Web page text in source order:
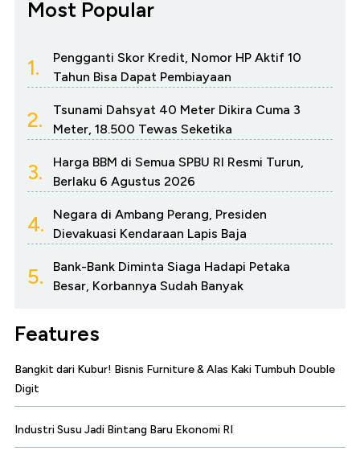
Most Popular
1.
Pengganti Skor Kredit, Nomor HP Aktif 10
Tahun Bisa Dapat Pembiayaan
2.
Tsunami Dahsyat 40 Meter Dikira Cuma 3
Meter, 18.500 Tewas Seketika
3.
Harga BBM di Semua SPBU RI Resmi Turun,
Berlaku 6 Agustus 2026
4.
Negara di Ambang Perang, Presiden
Dievakuasi Kendaraan Lapis Baja
5.
Bank-Bank Diminta Siaga Hadapi Petaka
Besar, Korbannya Sudah Banyak
Features
Bangkit dari Kubur! Bisnis Furniture & Alas Kaki Tumbuh Double
Digit
Industri Susu Jadi Bintang Baru Ekonomi RI